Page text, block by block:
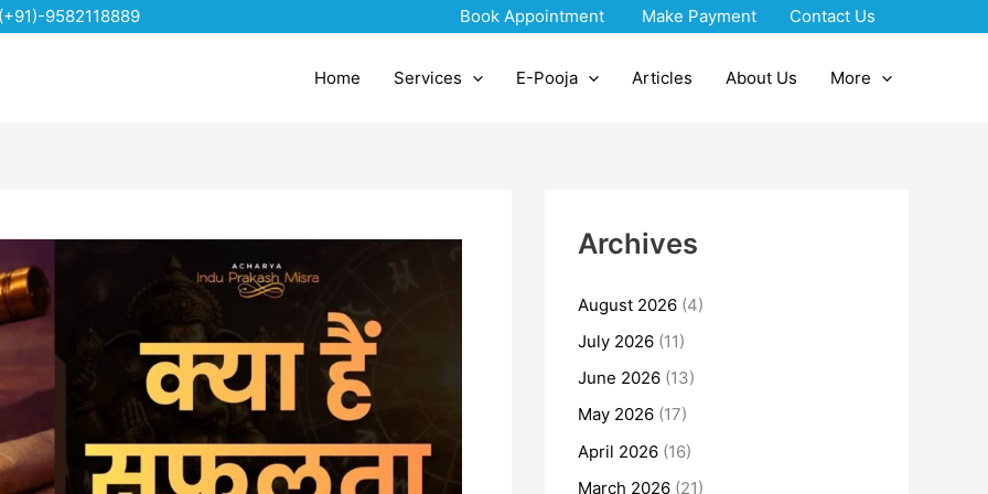
(+91)-9582118889 Book Appointment Make Payment Contact Us
Home Services E-Pooja Articles About Us More
Archives
August 2026 (4)
July 2026 (11)
June 2026 (13)
May 2026 (17)
April 2026 (16)
March 2026 (21)